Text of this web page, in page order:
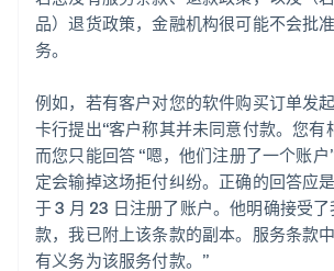
品）退货政策，金融机构很可能不会批
务。
例如，若有客户对您的软件购买订单发
卡行提出“客户称其并未同意付款。您有
而您只能回答 “嗯，他们注册了一个账
定会输掉这场拒付纠纷。正确的回答应
于 3 月 23 日注册了账户。他明确接受
款，我已附上该条款的副本。服务条款
有义务为该服务付款。”
阿联酋